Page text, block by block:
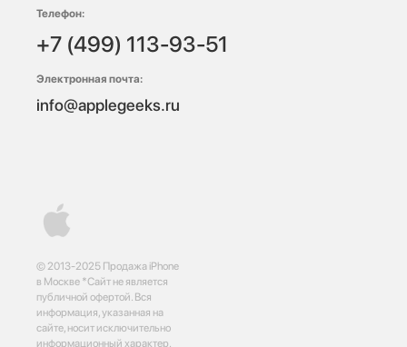
© 2013-2025 Продажа iPhone
в Москве *Сайт не является
публичной офертой. Вся
информация, указанная на
сайте, носит исключительно
информационный характер.
Телефон:
+7 (499) 113-93-51
Электронная почта:
info@applegeeks.ru